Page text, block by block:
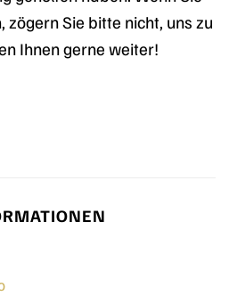
Sie bitte nicht, uns zu
Ihnen gerne weiter!